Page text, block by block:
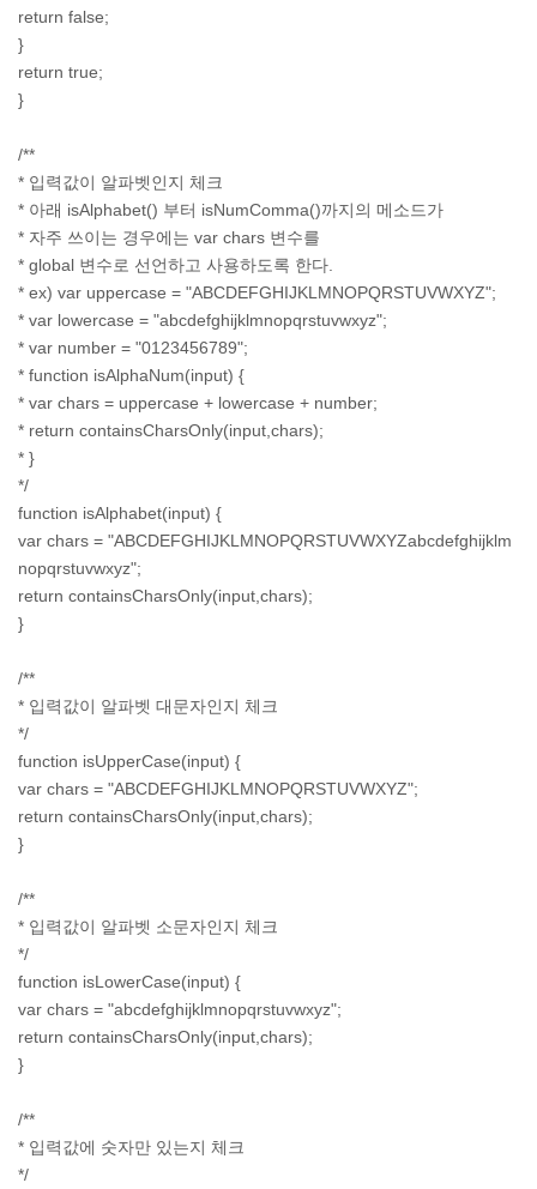
return false;
}
return true;
}
/**
* 입력값이 알파벳인지 체크
* 아래 isAlphabet() 부터 isNumComma()까지의 메소드가
* 자주 쓰이는 경우에는 var chars 변수를
* global 변수로 선언하고 사용하도록 한다.
* ex) var uppercase = "ABCDEFGHIJKLMNOPQRSTUVWXYZ";
* var lowercase = "abcdefghijklmnopqrstuvwxyz";
* var number = "0123456789";
* function isAlphaNum(input) {
* var chars = uppercase + lowercase + number;
* return containsCharsOnly(input,chars);
* }
*/
function isAlphabet(input) {
var chars = "ABCDEFGHIJKLMNOPQRSTUVWXYZabcdefghijklm
nopqrstuvwxyz";
return containsCharsOnly(input,chars);
}
/**
* 입력값이 알파벳 대문자인지 체크
*/
function isUpperCase(input) {
var chars = "ABCDEFGHIJKLMNOPQRSTUVWXYZ";
return containsCharsOnly(input,chars);
}
/**
* 입력값이 알파벳 소문자인지 체크
*/
function isLowerCase(input) {
var chars = "abcdefghijklmnopqrstuvwxyz";
return containsCharsOnly(input,chars);
}
/**
* 입력값에 숫자만 있는지 체크
*/